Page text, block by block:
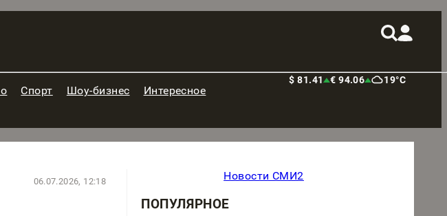
Спорт Шоу-бизнес Интересное
$ 81.41 € 94.06 19°C
06.07.2026, 12:18 Новости СМИ2
ПОПУЛЯРНОЕ